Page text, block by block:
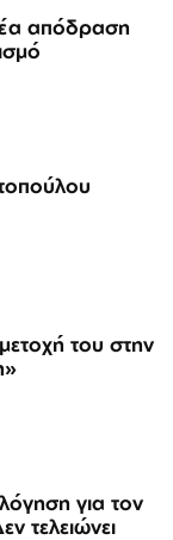
του στην
για τον
τελειώνει